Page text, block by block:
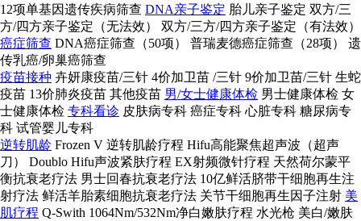
12项单基因遗传疾病筛查 DNA亲子鉴定 胎儿亲子鉴定 双方/三
方/四方亲子鉴定（无法效）
双方/三方/四方亲子鉴定（有法效）
癌症筛查 DNA癌症筛查（50项） 普瑞麦德癌症筛查（28项）
遗
传乳癌/卵巢癌筛查
疫苗接种 卉妍康疫苗/三针 4价加卫苗 /三针 9价加卫苗/三针 生蛇
疫苗 13价肺炎疫苗 其他疫苗 男/女士健康体检 男士健康体检 女
士健康体检 专科看诊 皮肤病专科 癌症专科 心脏专科 糖尿病专
科 试管婴儿专科
逆转肌龄 Frozen V 逆转肌龄疗程 Hifu高能聚焦超声波（超声
刀）
Doublo Hifu声波紧肤疗程 EX射频微针疗程 天然荷尔蒙平
衡抗衰老疗法 男士回春抗衰老疗法 10亿鲜活脐带干细胞再生注
射疗法 鲜活羊胎素细胞抗衰老疗法 关节干细胞再生因子注射 美
肌疗程 Q-Swith 1064Nm/532Nm净白嫩肤疗程 水光枪 美白/嫩肤